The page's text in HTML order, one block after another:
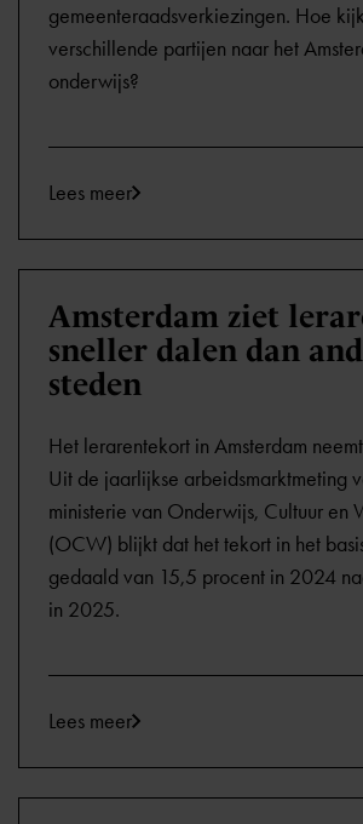
gemeenteraadsverkiezingen. Hoe
verschillende partijen naar het
onderwijs?
Lees meer
Amsterdam ziet
sneller dalen dan
steden
Het lerarentekort in Amsterdam
Uit de jaarlijkse arbeidsmarktmeting
ministerie van Onderwijs, Cultuur en
(OCW) blijkt dat het tekort in het
gedaald van 15,5 procent in 2024
in 2025.
Lees meer